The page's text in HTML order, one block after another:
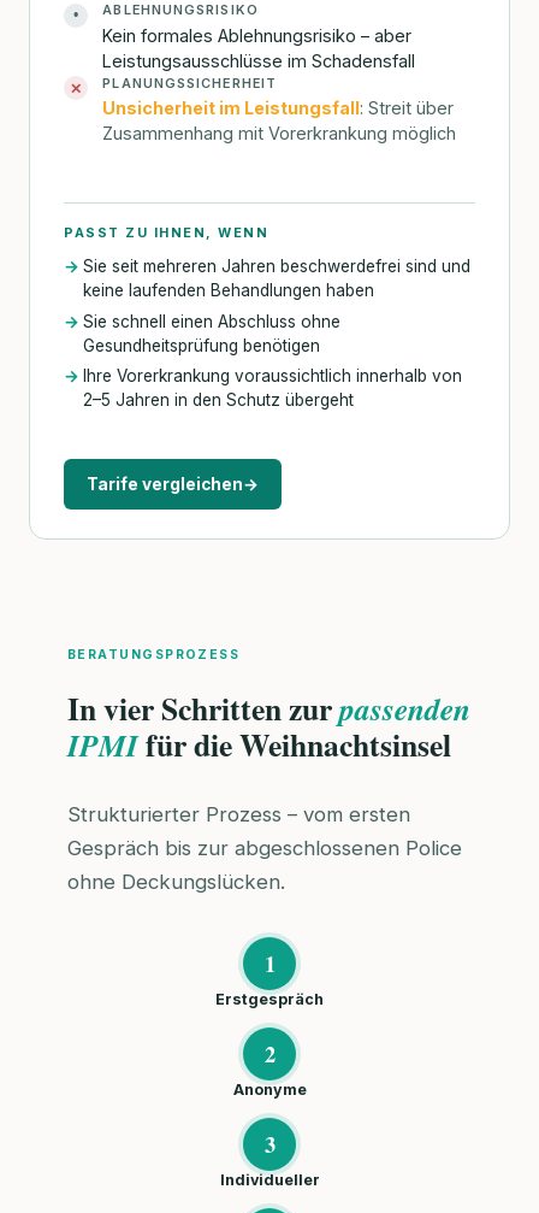
• ABLEHNUNGSRISIKO
Kein formales Ablehnungsrisiko – aber
Leistungsausschlüsse im Schadensfall
✕ PLANUNGSSICHERHEIT
Unsicherheit im Leistungsfall: Streit über
Zusammenhang mit Vorerkrankung möglich
PASST ZU IHNEN, WENN
Sie seit mehreren Jahren beschwerdefrei sind und
keine laufenden Behandlungen haben
Sie schnell einen Abschluss ohne
Gesundheitsprüfung benötigen
Ihre Vorerkrankung voraussichtlich innerhalb von
2–5 Jahren in den Schutz übergeht
Tarife vergleichen→
BERATUNGSPROZESS
In vier Schritten zurpassenden
IPMIfür die Weihnachtsinsel
Strukturierter Prozess – vom ersten
Gespräch bis zur abgeschlossenen Police
ohne Deckungslücken.
1
Erstgespräch
2
Anonyme
3
Individueller